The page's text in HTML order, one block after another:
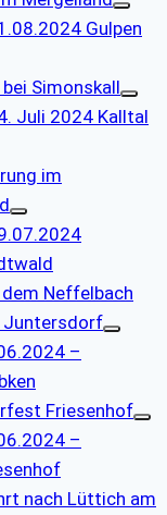
Gulpen
Simonskall
Juli 2024 Kalltal
im
Neffelbach
Juntersdorf
–
Friesenhof
–
nach Lüttich am